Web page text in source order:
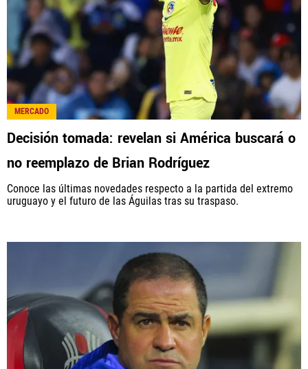
MERCADO
Decisión tomada: revelan si América buscará o
no reemplazo de Brian Rodríguez
Conoce las últimas novedades respecto a la partida del extremo
uruguayo y el futuro de las Águilas tras su traspaso.